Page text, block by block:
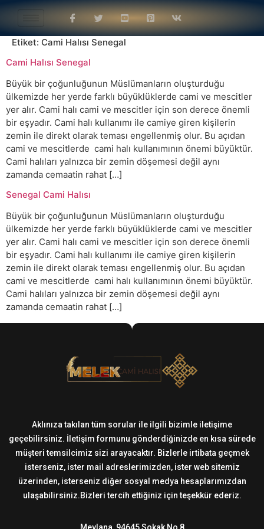
Etiket: Cami Halısı Senegal
Cami Halısı Senegal
Büyük bir çoğunluğunun Müslümanların oluşturduğu
ülkemizde her yerde farklı büyüklüklerde cami ve mescitler
yer alır. Cami halı cami ve mescitler için son derece önemli
bir eşyadır. Cami halı kullanımı ile camiye giren kişilerin
zemin ile direkt olarak teması engellenmiş olur. Bu açıdan
cami ve mescitlerde cami halı kullanımının önemi büyüktür.
Cami halıları yalnızca bir zemin döşemesi değil aynı
zamanda cemaatin rahat […]
Senegal Cami Halısı
Büyük bir çoğunluğunun Müslümanların oluşturduğu
ülkemizde her yerde farklı büyüklüklerde cami ve mescitler
yer alır. Cami halı cami ve mescitler için son derece önemli
bir eşyadır. Cami halı kullanımı ile camiye giren kişilerin
zemin ile direkt olarak teması engellenmiş olur. Bu açıdan
cami ve mescitlerde cami halı kullanımının önemi büyüktür.
Cami halıları yalnızca bir zemin döşemesi değil aynı
zamanda cemaatin rahat […]
Aklınıza takılan tüm sorular ile ilgili bizimle iletişime
geçebilirsiniz. İletişim formunu gönderdiğinizde en kısa sürede
müşteri temsilcimiz sizi arayacaktır. Bizlerle irtibata geçmek
isterseniz, ister mail adreslerimizden, ister web sitemiz
üzerinden, isterseniz diğer sosyal medya hesaplarımızdan
ulaşabilirsiniz.Bizleri tercih ettiğiniz için teşekkür ederiz.